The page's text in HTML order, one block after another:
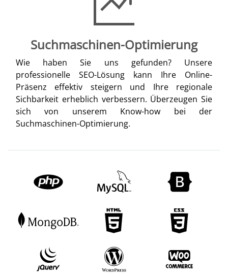
Suchmaschinen-Optimierung
Wie haben Sie uns gefunden? Unsere
professionelle SEO-Lösung kann Ihre Online-
Präsenz effektiv steigern und Ihre regionale
Sichbarkeit erheblich verbessern. Überzeugen Sie
sich von unserem Know-how bei der
Suchmaschinen-Optimierung.